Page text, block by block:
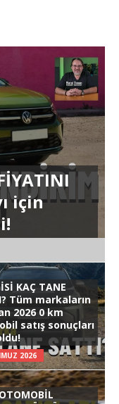
için
KAÇ TANE
Tüm markaların
2026 0 km
satış sonuçları
2026